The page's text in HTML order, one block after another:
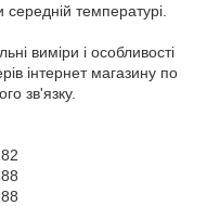
температурі.
виміри і особливості
інтернет магазину по
зв'язку.